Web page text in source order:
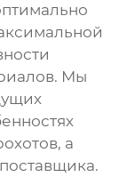
Мы
а